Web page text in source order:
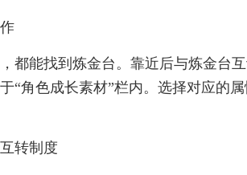
都能找到炼金台。靠近后与炼金台
“角色成长素材”栏内。选择对应的
转制度